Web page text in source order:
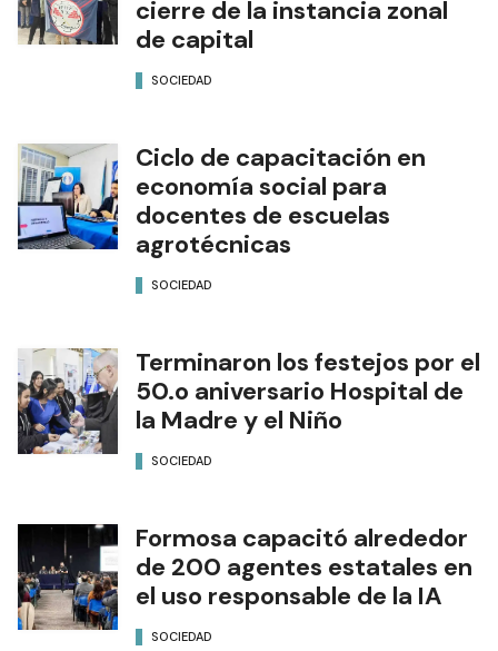
cierre de la instancia zonal
de capital
SOCIEDAD
Ciclo de capacitación en
economía social para
docentes de escuelas
agrotécnicas
SOCIEDAD
Terminaron los festejos por el
50.o aniversario Hospital de
la Madre y el Niño
SOCIEDAD
Formosa capacitó alrededor
de 200 agentes estatales en
el uso responsable de la IA
SOCIEDAD